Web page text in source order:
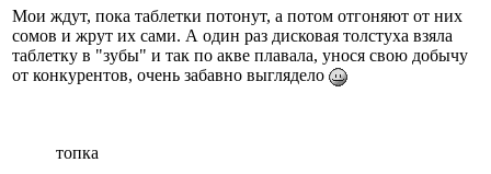
Мои ждут, пока таблетки потонут, а потом отгоняют от них
сомов и жрут их сами. А один раз дисковая толстуха взяла
таблетку в "зубы" и так по акве плавала, унося свою добычу
от конкурентов, очень забавно выглядело
топка